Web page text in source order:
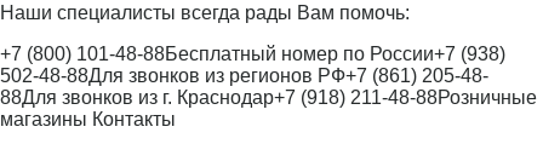
Наши специалисты всегда рады Вам помочь:
+7 (800) 101-48-88Бесплатный номер по России+7 (938)
502-48-88Для звонков из регионов РФ+7 (861) 205-48-
88Для звонков из г. Краснодар+7 (918) 211-48-88Розничные
магазины Контакты